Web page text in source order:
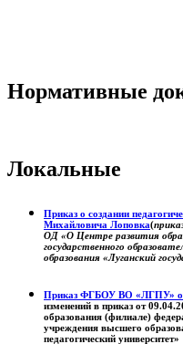
Нормативные
Локальные
Приказ о создании
Михайловича Лоповка(
ОД «О Центре развития
государственного
образования «Луганский
Приказ ФГБОУ ВО «ЛГПУ»
изменений в приказ от
образования (филиале)
учреждения высшего
педагогический университет»